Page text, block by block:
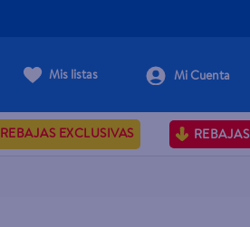
Mis listas
REBAJAS EXCLUSIVAS REBAJAS